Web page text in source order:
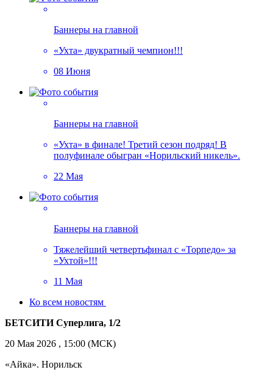
Баннеры на главной
«Ухта» двукратный чемпион!!!
08 Июня
Баннеры на главной
«Ухта» в финале! Третий сезон подряд! В
полуфинале обыгран «Норильский никель».
22 Мая
Баннеры на главной
Тяжелейший четвертьфинал с «Торпедо» за
«Ухтой»!!!
11 Мая
Ко всем новостям
БЕТСИТИ Суперлига, 1/2
20 Мая 2026 , 15:00 (МСК)
«Айка». Норильск